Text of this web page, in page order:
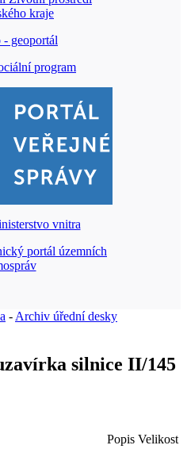
-Archiv úřední desky
silnice II/145
Popis Velikost